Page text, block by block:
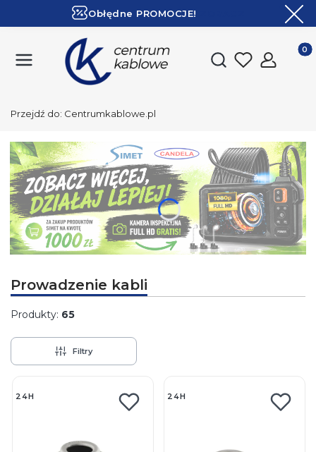
Obłędne PROMOCJE!
Otwórz
Przejdź do: Centrumkablowe.pl
Prowadzenie kabli
Produkty: 65
Filtry
24H 24H